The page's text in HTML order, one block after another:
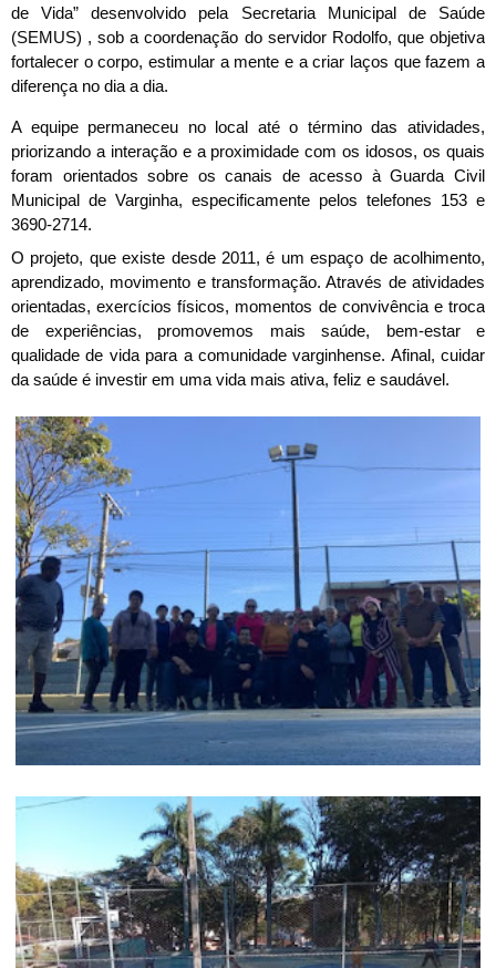
de Vida” desenvolvido pela Secretaria Municipal de Saúde
(SEMUS) , sob a coordenação do servidor Rodolfo, que objetiva
fortalecer o corpo, estimular a mente e a criar laços que fazem a
diferença no dia a dia.
A equipe permaneceu no local até o término das atividades,
priorizando a interação e a proximidade com os idosos, os quais
foram orientados sobre os canais de acesso à Guarda Civil
Municipal de Varginha, especificamente pelos telefones 153 e
3690-2714.
O projeto, que existe desde 2011, é um espaço de acolhimento,
aprendizado, movimento e transformação. Através de atividades
orientadas, exercícios físicos, momentos de convivência e troca
de experiências, promovemos mais saúde, bem-estar e
qualidade de vida para a comunidade varginhense. Afinal, cuidar
da saúde é investir em uma vida mais ativa, feliz e saudável.